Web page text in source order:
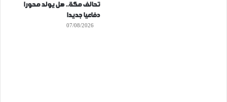
تحالف مكة.. هل يولد محورا
دفاعيا جديدا
07/08/2026